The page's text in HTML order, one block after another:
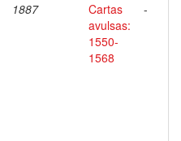
1887
Cartas
avulsas:
1550-
1568
-